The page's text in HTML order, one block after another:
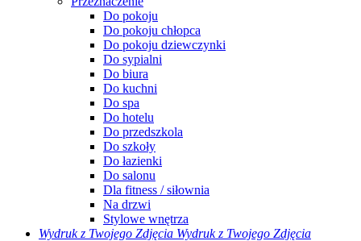
Do pokoju
Do pokoju chłopca
Do pokoju dziewczynki
Do sypialni
Do biura
Do kuchni
Do spa
Do hotelu
Do przedszkola
Do szkoły
Do łazienki
Do salonu
Dla fitness / siłownia
Na drzwi
Stylowe wnętrza
Wydruk z Twojego Zdjęcia Wydruk z Twojego Zdjęcia